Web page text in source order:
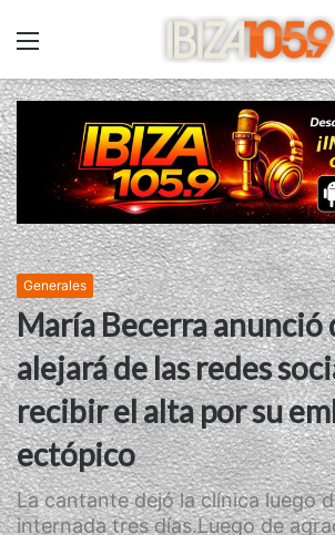
Generales
María Becerra anunció
alejará de las redes
recibir el alta por su
ectópico
La cantante dejó la clínica luego
internada tres días.Luego de